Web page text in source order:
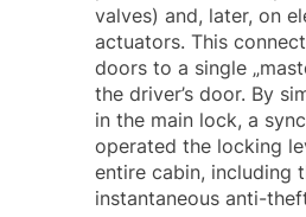
valves) and, later, on
actuators. This
doors to a single
the driver’s door. By
in the main lock, a
operated the locking
entire cabin, including
instantaneous anti-